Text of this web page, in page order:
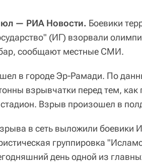
— РИА Новости. Боевики
(ИГ) взорвали
сообщают местные СМИ.
в городе Эр-Рамади. По
взрывчатки перед тем, как
Взрыв произошел в
в сеть выложили боевики
группировка
день одной из